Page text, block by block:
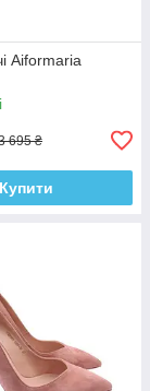
Aiformaria
695 ₴
Купити